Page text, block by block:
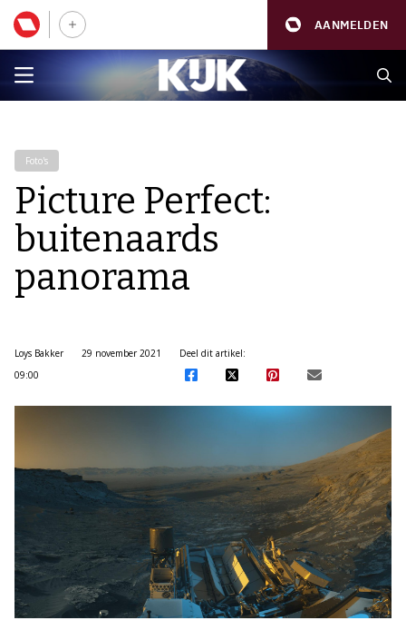
AANMELDEN
Foto's
Picture Perfect:
buitenaards
panorama
Loys Bakker
29 november 2021
09:00
Deel dit artikel: